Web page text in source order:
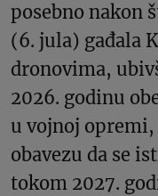
posebno nakon
(6. jula) gađala
dronovima,
2026. godinu
u vojnoj
obavezu da se
tokom 2027.